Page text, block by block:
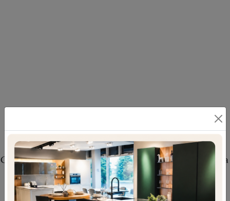
Cabina Armadio Uniko di Cinquanta3: arreda la
zona notte con noi con uno dei modelli
moderni cabine armadio